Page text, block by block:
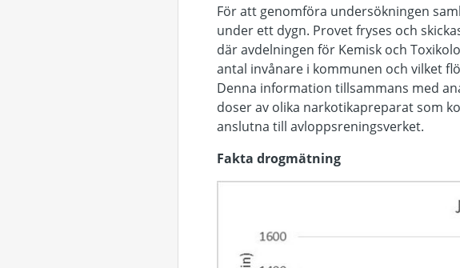
För att genomföra undersökningen
under ett dygn. Provet fryses och
där avdelningen för Kemisk och
antal invånare i kommunen och vilket
Denna information tillsammans med
doser av olika narkotikapreparat som
anslutna till avloppsreningsverket.
Fakta drogmätning